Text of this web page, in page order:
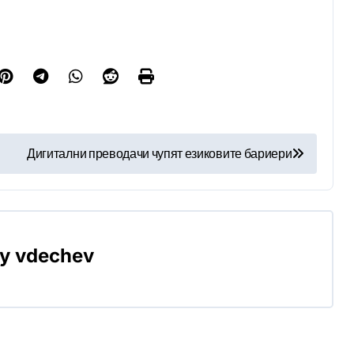
Дигитални преводачи чупят езиковите бариери
vdechev